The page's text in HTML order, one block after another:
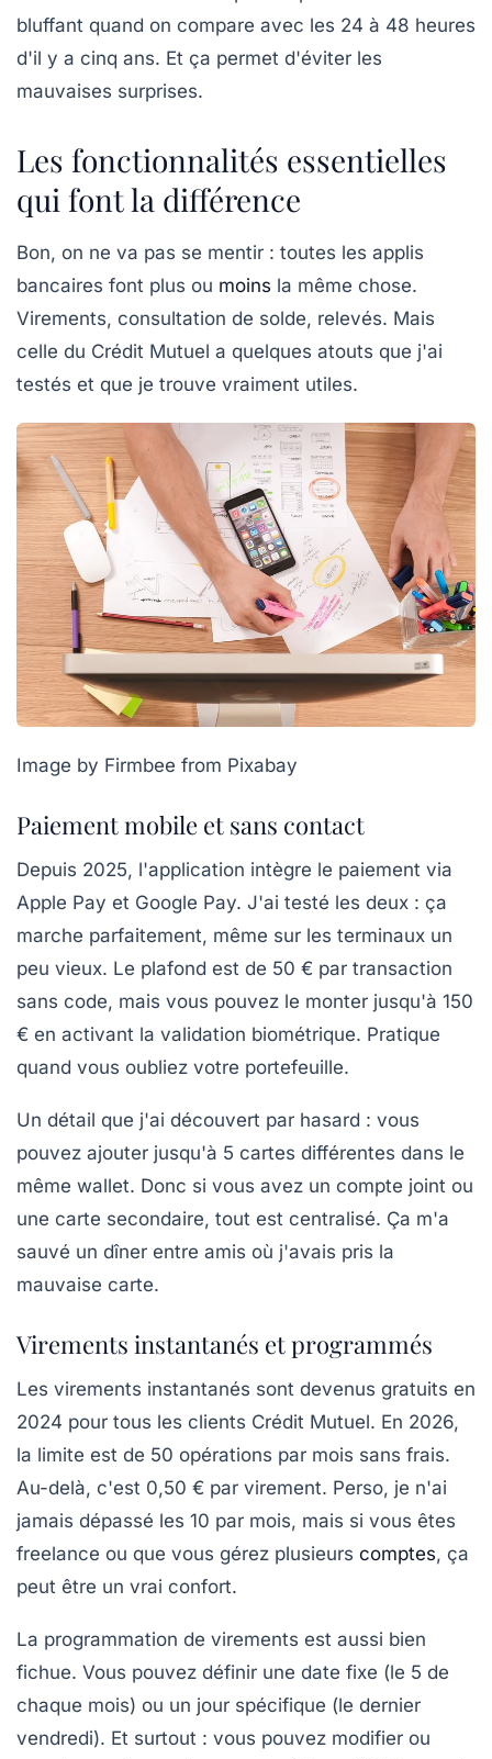
bluffant quand on compare avec les 24 à 48 heures
d'il y a cinq ans. Et ça permet d'éviter les
mauvaises surprises.
Les fonctionnalités essentielles
qui font la différence
Bon, on ne va pas se mentir : toutes les applis
bancaires font plus ou moins la même chose.
Virements, consultation de solde, relevés. Mais
celle du Crédit Mutuel a quelques atouts que j'ai
testés et que je trouve vraiment utiles.
Image by Firmbee from Pixabay
Paiement mobile et sans contact
Depuis 2025, l'application intègre le paiement via
Apple Pay et Google Pay. J'ai testé les deux : ça
marche parfaitement, même sur les terminaux un
peu vieux. Le plafond est de 50 € par transaction
sans code, mais vous pouvez le monter jusqu'à 150
€ en activant la validation biométrique. Pratique
quand vous oubliez votre portefeuille.
Un détail que j'ai découvert par hasard : vous
pouvez ajouter jusqu'à 5 cartes différentes dans le
même wallet. Donc si vous avez un compte joint ou
une carte secondaire, tout est centralisé. Ça m'a
sauvé un dîner entre amis où j'avais pris la
mauvaise carte.
Virements instantanés et programmés
Les virements instantanés sont devenus gratuits en
2024 pour tous les clients Crédit Mutuel. En 2026,
la limite est de 50 opérations par mois sans frais.
Au-delà, c'est 0,50 € par virement. Perso, je n'ai
jamais dépassé les 10 par mois, mais si vous êtes
freelance ou que vous gérez plusieurs comptes, ça
peut être un vrai confort.
La programmation de virements est aussi bien
fichue. Vous pouvez définir une date fixe (le 5 de
chaque mois) ou un jour spécifique (le dernier
vendredi). Et surtout : vous pouvez modifier ou